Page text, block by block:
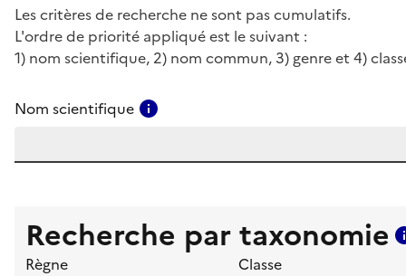
Les critères de recherche ne sont pas cumulatifs.
L'ordre de priorité appliqué est le suivant :
1) nom scientifique, 2) nom commun, 3) genre et 4)
Nom scientifique
Recherche par taxonomie
Règne Classe